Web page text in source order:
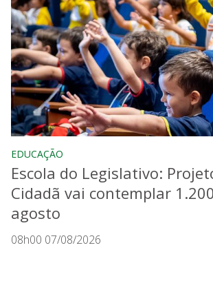
EDUCAÇÃO
Escola do Legislativo:
Cidadã vai contemplar
agosto
08h00 07/08/2026